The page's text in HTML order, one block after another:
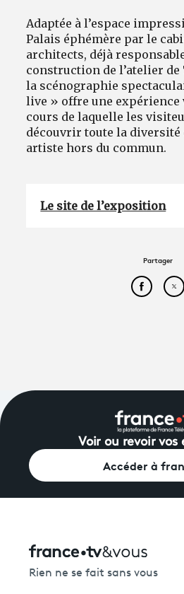
Adaptée à l’espace
Palais éphémère par le
architects, déjà
construction de l’atelier
la scénographie
live » offre une expérience
cours de laquelle les
découvrir toute la diversité
artiste hors du commun.
Le site de l’exposition
Partager
Voir ou revoir vos
Accéder à
Rien ne se fait sans vous